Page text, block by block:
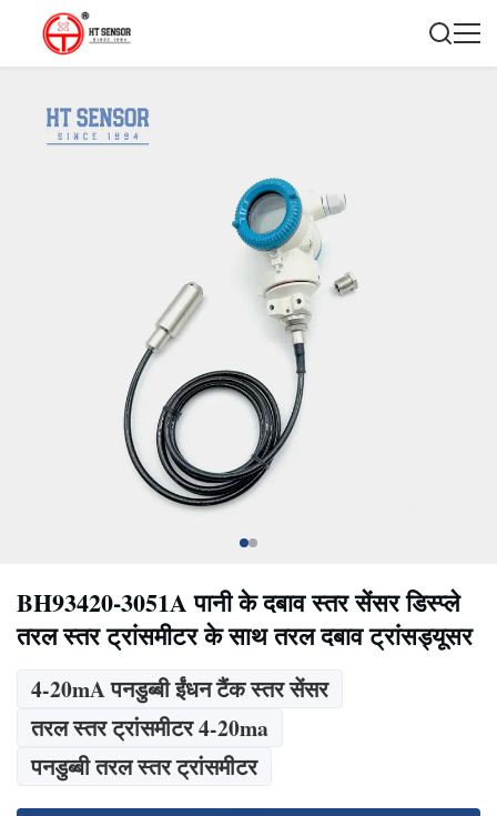
BH93420-3051A पानी के दबाव स्तर सेंसर डिस्प्ले
तरल स्तर ट्रांसमीटर के साथ तरल दबाव ट्रांसड्यूसर
4-20mA पनडुब्बी ईंधन टैंक स्तर सेंसर
तरल स्तर ट्रांसमीटर 4-20ma
पनडुब्बी तरल स्तर ट्रांसमीटर